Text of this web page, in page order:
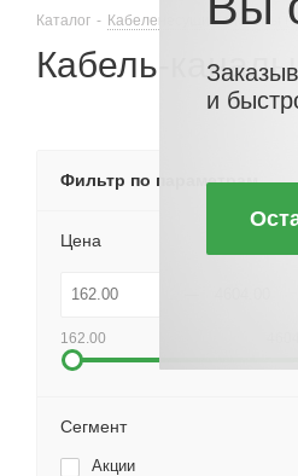
Каталог - Кабеленесущие системы
Кабель-
Фильтр по параметрам
Цена
162.00
Сегмент
Акции
и